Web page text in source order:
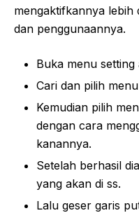
mengaktifkannya lebih
dan penggunaannya.
Buka menu
Cari dan pilih
Kemudian pilih
dengan cara
kanannya.
Setelah berhasil
yang akan di ss.
Lalu geser garis